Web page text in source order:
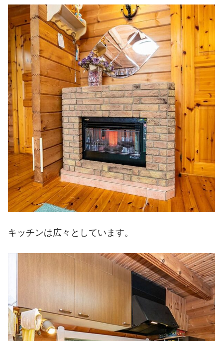
キッチンは広々としています。